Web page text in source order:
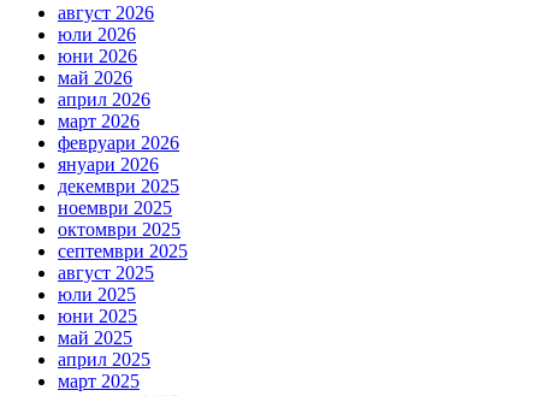
август 2026
юли 2026
юни 2026
май 2026
април 2026
март 2026
февруари 2026
януари 2026
декември 2025
ноември 2025
октомври 2025
септември 2025
август 2025
юли 2025
юни 2025
май 2025
април 2025
март 2025